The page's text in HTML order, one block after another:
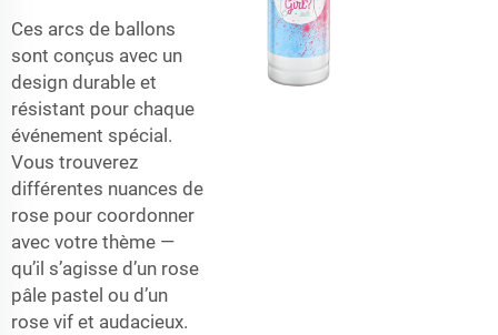
Ces arcs de ballons
sont conçus avec un
design durable et
résistant pour chaque
événement spécial.
Vous trouverez
différentes nuances de
rose pour coordonner
avec votre thème —
qu’il s’agisse d’un rose
pâle pastel ou d’un
rose vif et audacieux.